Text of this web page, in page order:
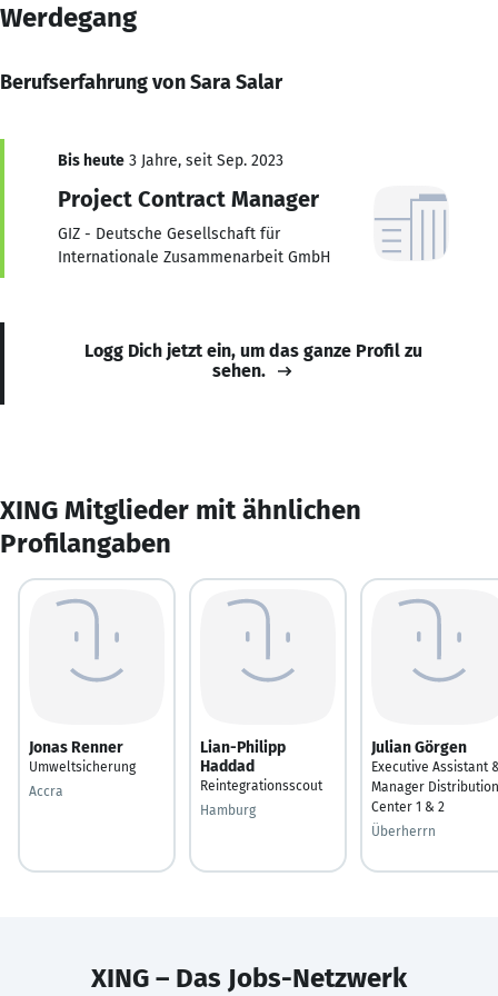
Werdegang
Berufserfahrung von Sara Salar
Bis heute 3 Jahre, seit Sep. 2023
Project Contract Manager
GIZ - Deutsche Gesellschaft für
Internationale Zusammenarbeit GmbH
Logg Dich jetzt ein, um das ganze Profil zu
sehen.
XING Mitglieder mit ähnlichen
Profilangaben
Jonas Renner
Umweltsicherung
Accra
Lian-Philipp
Haddad
Reintegrationsscout
Hamburg
Julian Görgen
Executive Assistant
Manager Distribution
Center 1 & 2
Überherrn
XING – Das Jobs-Netzwerk